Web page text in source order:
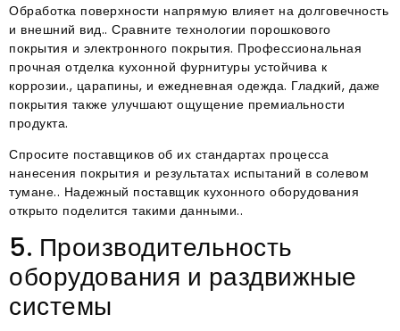
Обработка поверхности напрямую влияет на долговечность
и внешний вид.. Сравните технологии порошкового
покрытия и электронного покрытия. Профессиональная
прочная отделка кухонной фурнитуры устойчива к
коррозии., царапины, и ежедневная одежда. Гладкий, даже
покрытия также улучшают ощущение премиальности
продукта.
Спросите поставщиков об их стандартах процесса
нанесения покрытия и результатах испытаний в солевом
тумане.. Надежный поставщик кухонного оборудования
открыто поделится такими данными..
5. Производительность
оборудования и раздвижные
системы